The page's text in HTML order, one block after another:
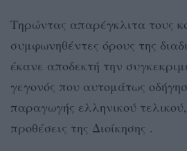
Τηρώντας απαρέγκλιτα τους
συμφωνηθέντες όρους της
έκανε αποδεκτή την
γεγονός που αυτομάτως
παραγωγής ελληνικού
προθέσεις της Διοίκησης .